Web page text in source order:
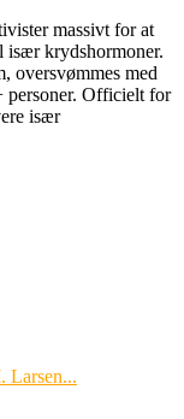
massivt for at
især krydshormoner.
oversvømmes med
personer. Officielt for
især
Larsen...